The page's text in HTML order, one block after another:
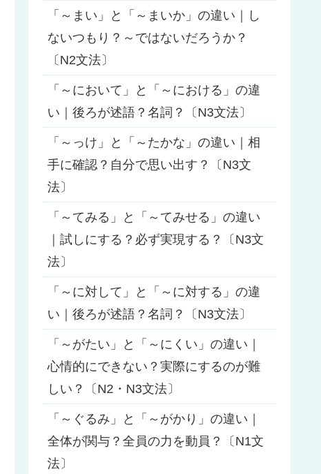
「～まい」と「～まいか」の違い｜し
ないつもり？～ではないだろうか？
〔N2文法〕
「～において」と「～における」の違
い｜後ろが述語？名詞？〔N3文法〕
「～っけ」と「～たかな」の違い｜相
手に確認？自分で思い出す？〔N3文
法〕
「～てみる」と「～てみせる」の違い
｜試しにする？必ず実現する？〔N3文
法〕
「～に対して」と「～に対する」の違
い｜後ろが述語？名詞？〔N3文法〕
「～がたい」と「～にくい」の違い｜
心情的にできない？実際にするのが難
しい？〔N2・N3文法〕
「～ぐるみ」と「～がかり」の違い｜
全体が関与？全員の力を動員？〔N1文
法〕